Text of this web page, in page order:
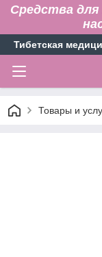
Средства
Тибетская
Товары и